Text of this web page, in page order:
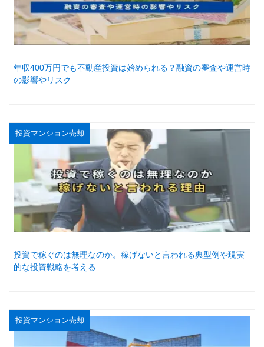
年収400万円でも不動産投資は始められる？融資の審査や運営時
の影響やリスク
投資マンション売却
投資で稼ぐのは無理なのか。稼げないと言われる典型例や現実
的な投資戦略を考える
投資マンション売却